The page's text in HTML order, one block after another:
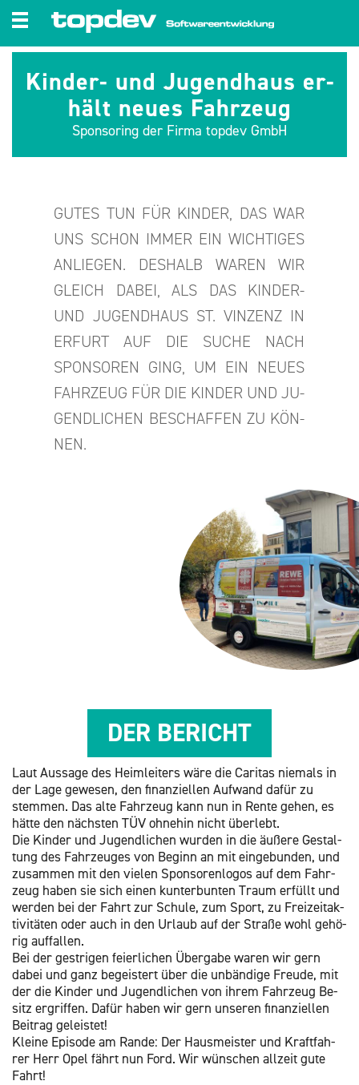
zum Inhalt wechseln
Kin­der- und Ju­gend­haus er­
hält neues Fahr­zeug
Spon­so­ring der Firma top­dev GmbH
GUTES TUN FÜR KIN­DER, DAS WAR
UNS SCHON IMMER EIN WICH­TI­GES
AN­LIE­GEN. DES­HALB WAREN WIR
GLEICH DABEI, ALS DAS KIN­DER-
UND JU­GEND­HAUS ST. VIN­ZENZ IN
ER­FURT AUF DIE SUCHE NACH
SPON­SO­REN GING, UM EIN NEUES
FAHR­ZEUG FÜR DIE KIN­DER UND JU­
GEND­LI­CHEN BE­SCHAF­FEN ZU KÖN­
NEN.
DER BE­RICHT
Laut Aus­sa­ge des Heim­lei­ters wäre die Ca­ri­tas nie­mals in
der Lage ge­we­sen, den fi­nan­zi­el­len Auf­wand dafür zu
stem­men. Das alte Fahr­zeug kann nun in Rente gehen, es
hätte den nächs­ten TÜV oh­ne­hin nicht über­lebt.
Die Kin­der und Ju­gend­li­chen wur­den in die äu­ße­re Ge­stal­
tung des Fahr­zeu­ges von Be­ginn an mit ein­ge­bun­den, und
zu­sam­men mit den vie­len Spon­so­ren­lo­gos auf dem Fahr­
zeug haben sie sich einen kun­ter­bun­ten Traum er­füllt und
wer­den bei der Fahrt zur Schu­le, zum Sport, zu Frei­zeit­ak­
ti­vi­tä­ten oder auch in den Ur­laub auf der Stra­ße wohl ge­hö­
rig auf­fal­len.
Bei der gest­ri­gen fei­er­li­chen Über­ga­be waren wir gern
dabei und ganz be­geis­tert über die un­bän­di­ge Freu­de, mit
der die Kin­der und Ju­gend­li­chen von ihrem Fahr­zeug Be­
sitz er­grif­fen. Dafür haben wir gern un­se­ren fi­nan­zi­el­len
Bei­trag ge­leis­tet!
Klei­ne Epi­so­de am Rande: Der Haus­meis­ter und Kraft­fah­
rer Herr Opel fährt nun Ford. Wir wün­schen all­zeit gute
Fahrt!